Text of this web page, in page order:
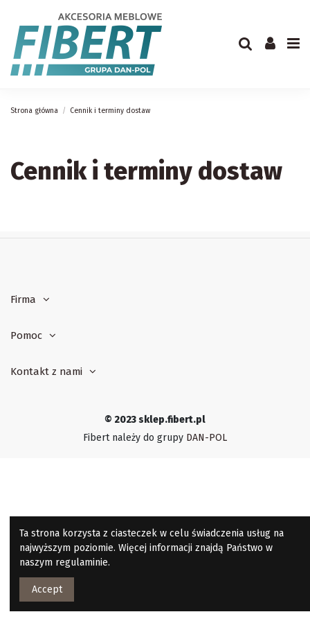
Strona główna Cennik i terminy dostaw
Cennik i terminy dostaw
Firma
Pomoc
Kontakt z nami
© 2023 sklep.fibert.pl
Fibert należy do grupy DAN-POL
Ta strona korzysta z ciasteczek w celu świadczenia usług na
najwyższym poziomie. Więcej informacji znajdą Państwo w
naszym regulaminie.
Accept